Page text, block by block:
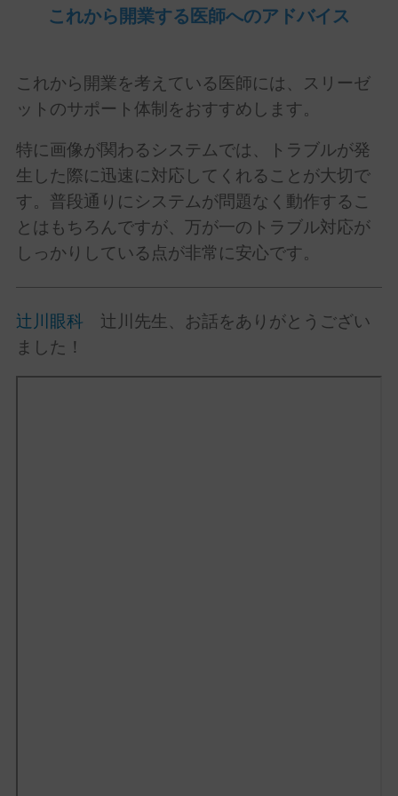
これから開業する医師へのアドバイス
これから開業を考えている医師には、スリーゼ
ットのサポート体制をおすすめします。
特に画像が関わるシステムでは、トラブルが発
生した際に迅速に対応してくれることが大切で
す。普段通りにシステムが問題なく動作するこ
とはもちろんですが、万が一のトラブル対応が
しっかりしている点が非常に安心です。
辻川眼科 辻川 先生、お話をありがとうござい
ました！